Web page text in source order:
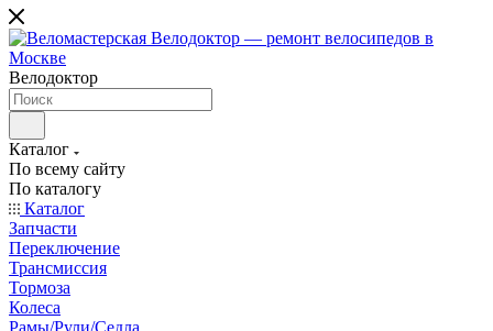
Велодоктор
Каталог
По всему сайту
По каталогу
Каталог
Запчасти
Переключение
Трансмиссия
Тормоза
Колеса
Рамы/Рули/Седла